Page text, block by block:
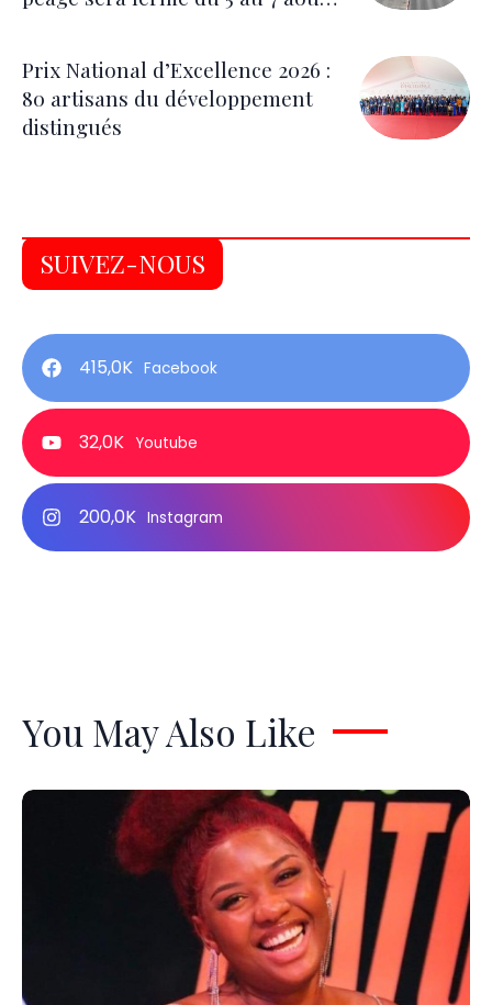
Prix National d’Excellence 2026 :
80 artisans du développement
distingués
SUIVEZ-NOUS
415,0K Facebook
32,0K Youtube
200,0K Instagram
You May Also Like